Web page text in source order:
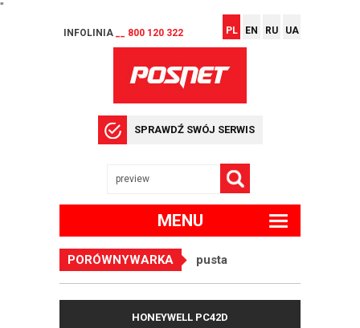
"
INFOLINIA __ 800 120 322 PL EN RU UA
SPRAWDŹ SWÓJ SERWIS
MENU
PORÓWNYWARKA pusta
HONEYWELL PC42D